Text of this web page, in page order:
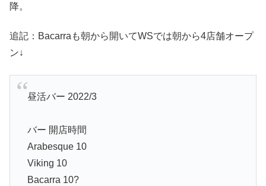
降。
追記：Bacarraも朝から開いてWSでは朝から4店舗オープ
ン↓
昼活バー 2022/3
バー 開店時間
Arabesque 10
Viking 10
Bacarra 10?